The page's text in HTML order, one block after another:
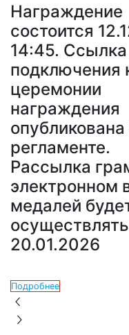
Награждение
состоится
14:45. Ссылка
подключения
церемонии
награждения
опубликована
регламенте.
Рассылка
электронном
медалей
20.01.2026
Подробнее